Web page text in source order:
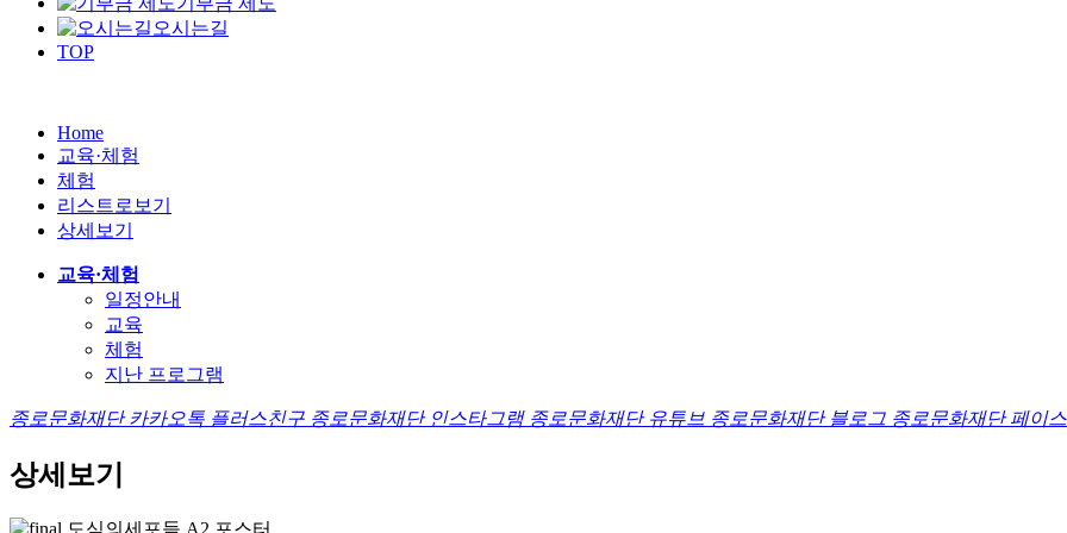
오시는길
TOP
Home
교육·체험
체험
리스트로보기
상세보기
교육·체험
일정안내
교육
체험
지난 프로그램
종로문화재단 카카오톡 플러스친구 종로문화재단 인스타그램 종로문화재단 유튜브 종로문화재단 블로그 종로문화재단 페이
상세보기